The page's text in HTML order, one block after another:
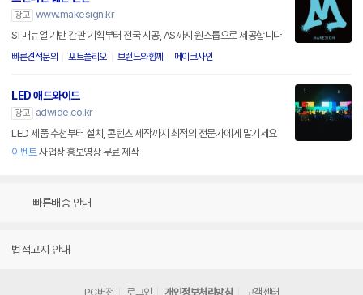
광고 www.makesign.kr
SI 매뉴얼 기반 간판 기획부터 전국 시공, AS까지 원스톱으로 제공합니다
빠른견적문의 포트폴리오 브랜드와함께 메이크사인
LED 애드와이드
광고
adwide.co.kr
LED 제품 추천부터 설치, 콘텐츠 제작까지 최적의 전문가에게 맡기세요
이벤트사업장 홍보영상 무료 제작
빠른배송 안내
법적고지 안내
PC버전 로그인 개인정보처리방침 고객센터